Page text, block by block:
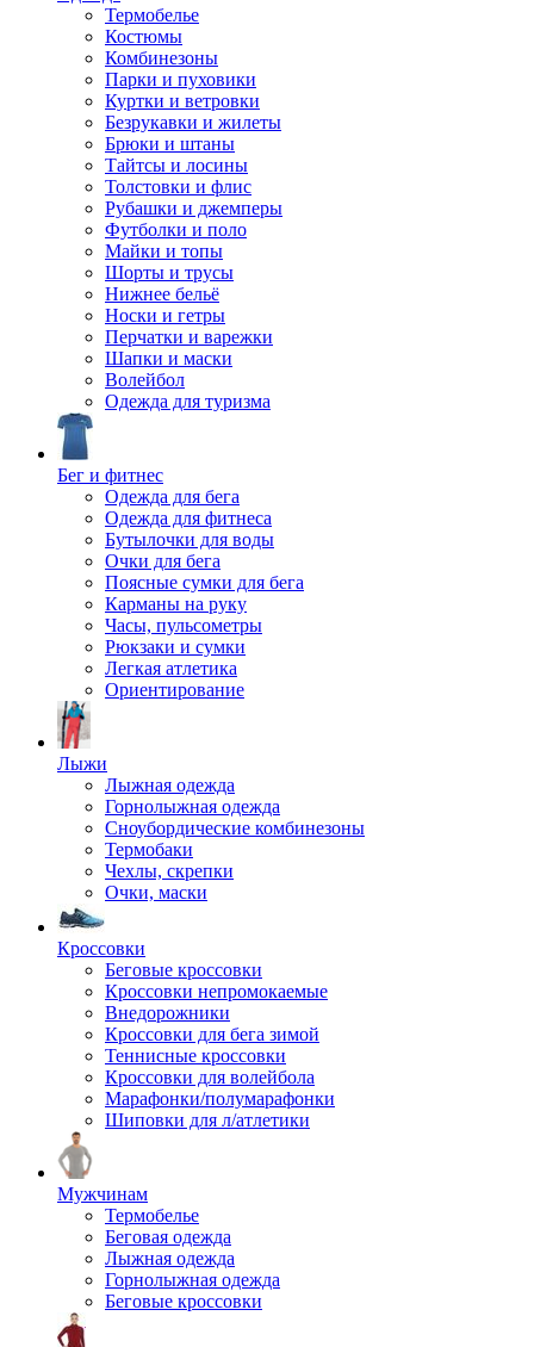
Термобелье
Костюмы
Комбинезоны
Парки и пуховики
Куртки и ветровки
Безрукавки и жилеты
Брюки и штаны
Тайтсы и лосины
Толстовки и флис
Рубашки и джемперы
Футболки и поло
Майки и топы
Шорты и трусы
Нижнее бельё
Носки и гетры
Перчатки и варежки
Шапки и маски
Волейбол
Одежда для туризма
Бег и фитнес
Одежда для бега
Одежда для фитнеса
Бутылочки для воды
Очки для бега
Поясные сумки для бега
Карманы на руку
Часы, пульсометры
Рюкзаки и сумки
Легкая атлетика
Ориентирование
Лыжи
Лыжная одежда
Горнолыжная одежда
Сноубордические комбинезоны
Термобаки
Чехлы, скрепки
Очки, маски
Кроссовки
Беговые кроссовки
Кроссовки непромокаемые
Внедорожники
Кроссовки для бега зимой
Теннисные кроссовки
Кроссовки для волейбола
Марафонки/полумарафонки
Шиповки для л/атлетики
Мужчинам
Термобелье
Беговая одежда
Лыжная одежда
Горнолыжная одежда
Беговые кроссовки